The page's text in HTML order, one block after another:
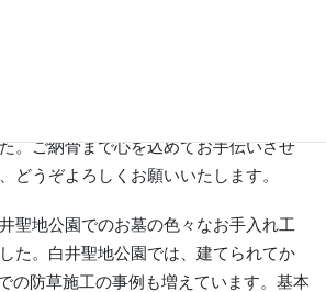
。ご納骨まで心を込めてお手伝いさせ
どうぞよろしくお願いいたします。
聖地公園でのお墓の色々なお手入れ工
た。白井聖地公園では、建てられてか
の防草施工の事例も増えています。基本